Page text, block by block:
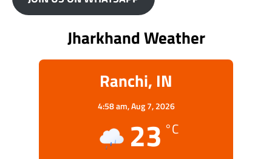
Jharkhand Weather
Ranchi, IN
4:58 am,Aug 7, 2026
23 °C